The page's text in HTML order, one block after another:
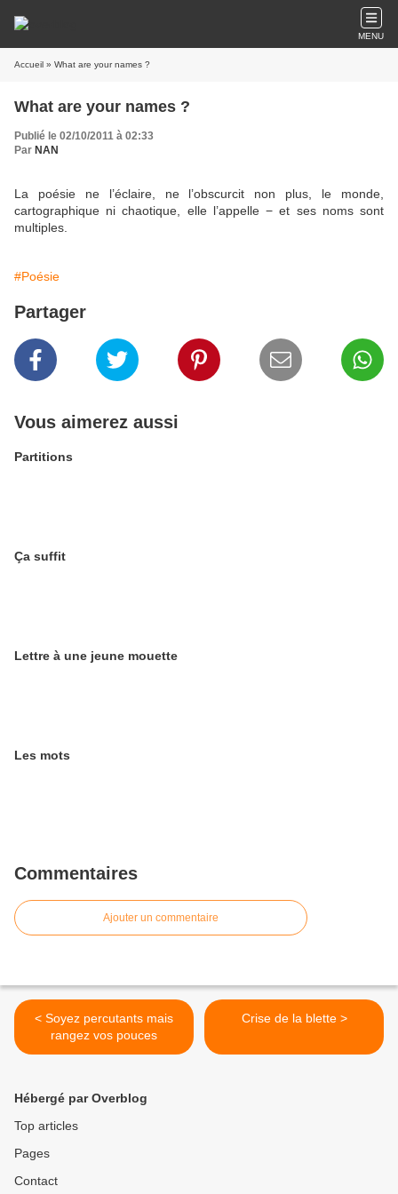
MENU
Accueil » What are your names ?
What are your names ?
Publié le 02/10/2011 à 02:33
Par NAN
La poésie ne l’éclaire, ne l’obscurcit non plus, le monde,
cartographique ni chaotique, elle l’appelle − et ses noms sont
multiples.
#Poésie
Partager
Vous aimerez aussi
Partitions
Ça suffit
Lettre à une jeune mouette
Les mots
Commentaires
Ajouter un commentaire
< Soyez percutants mais
rangez vos pouces
Crise de la blette >
Hébergé par Overblog
Top articles
Pages
Contact